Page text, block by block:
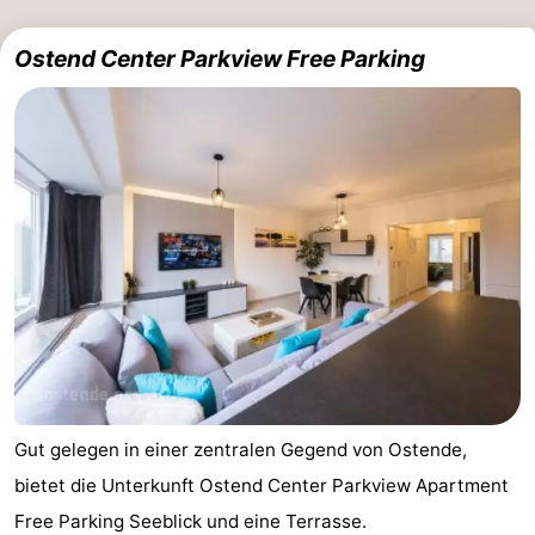
Ostend Center Parkview Free Parking
Gut gelegen in einer zentralen Gegend von Ostende,
bietet die Unterkunft Ostend Center Parkview Apartment
Free Parking Seeblick und eine Terrasse.